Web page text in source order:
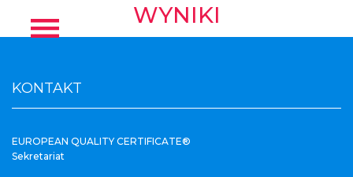
WYNIKI
KONTAKT
EUROPEAN QUALITY CERTIFICATE®
Sekretariat